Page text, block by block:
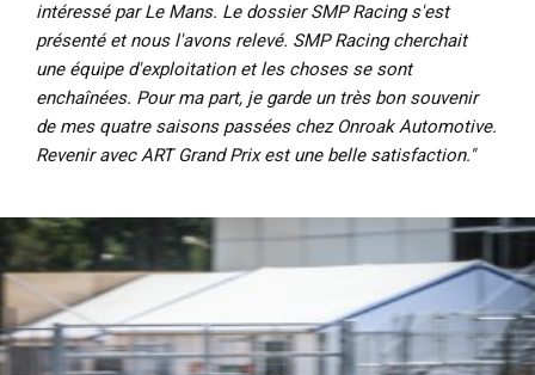
intéressé par Le Mans. Le dossier SMP Racing s'est
présenté et nous l'avons relevé. SMP Racing cherchait
une équipe d'exploitation et les choses se sont
enchaînées. Pour ma part, je garde un très bon souvenir
de mes quatre saisons passées chez Onroak Automotive.
Revenir avec ART Grand Prix est une belle satisfaction."